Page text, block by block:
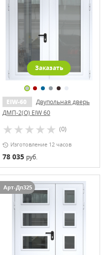
Заказать
EIW-60
Двупольная дверь
ДМП-2(О) EIW 60
(0)
Изготовление 12 часов
78 035 руб.
Арт-Дп325